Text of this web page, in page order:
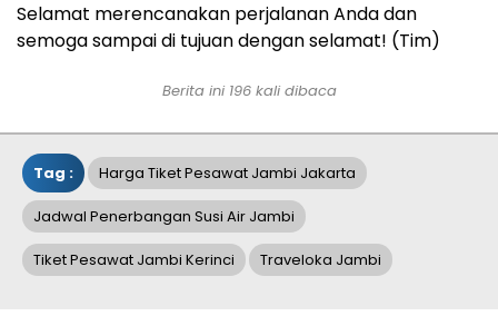
Selamat merencanakan perjalanan Anda dan
semoga sampai di tujuan dengan selamat! (Tim)
Berita ini 196 kali dibaca
Tag : Harga Tiket Pesawat Jambi Jakarta
Jadwal Penerbangan Susi Air Jambi
Tiket Pesawat Jambi Kerinci Traveloka Jambi